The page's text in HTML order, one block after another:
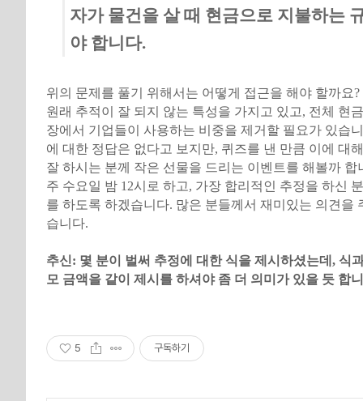
자가 물건을 살 때 현금으로 지불하는
야 합니다.
위의 문제를 풀기 위해서는 어떻게 접근을 해야 할까요
원래 추적이 잘 되지 않는 특성을 가지고 있고, 전체 현
장에서 기업들이 사용하는 비중을 제거할 필요가 있습
에 대한 정답은 없다고 보지만, 퀴즈를 낸 만큼 이에 대
잘 하시는 분께 작은 선물을 드리는 이벤트를 해볼까 합
주 수요일 밤 12시로 하고, 가장 합리적인 추정을 하신
를 하도록 하겠습니다. 많은 분들께서 재미있는 의견을
습니다.
추신: 몇 분이 벌써 추정에 대한 식을 제시하셨는데, 식
모 금액을 같이 제시를 하셔야 좀 더 의미가 있을 듯 합
5 구독하기